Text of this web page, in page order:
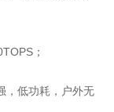
；
，低功耗，户外无